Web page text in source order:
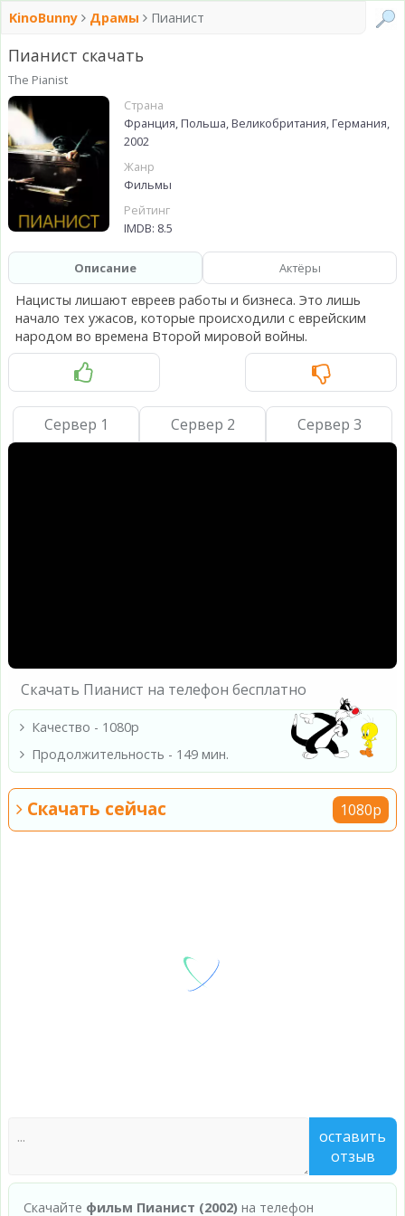
KinoBunny Драмы Пианист
Пианист скачать
The Pianist
Страна
Франция, Польша, Великобритания, Германия,
2002
Жанр
Фильмы
Рейтинг
IMDB: 8.5
Описание Актёры
Нацисты лишают евреев работы и бизнеса. Это лишь
начало тех ужасов, которые происходили с еврейским
народом во времена Второй мировой войны.
Сервер 1 Сервер 2 Сервер 3
Скачать Пианист на телефон бесплатно
Качество - 1080p
Продолжительность - 149 мин.
Скачать сейчас 1080p
оставить
отзыв
Скачайте фильм Пианист (2002) на телефон